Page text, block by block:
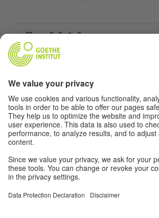
Goethe-Institut ၏ ဂျာမန်ဘာသာသ
ဆရာများအတွက်ပေါ်တယ်
ကိုယ်ရေးအချက်အလက်နှင့် ဝင်ရောက်နိုင်မှု
ကိုယ်ရေးလုံခြုံမှုသတ်မှတ်ချက်များ